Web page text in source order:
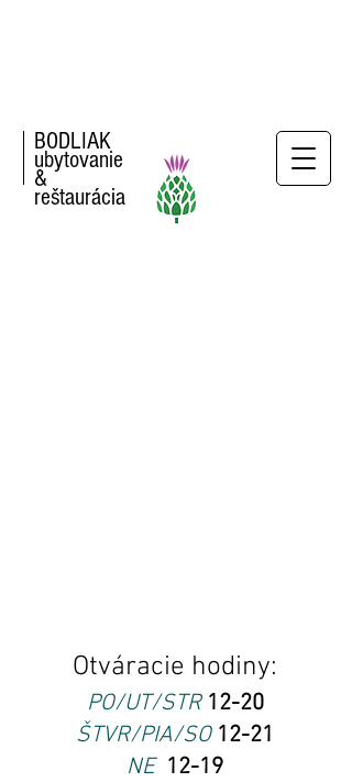
BODLIAK
ubytovanie
&
reštaurácia
Otváracie hodiny:
PO/UT/STR 12-20
ŠTVR/PIA/SO 12-21
NE 12-19